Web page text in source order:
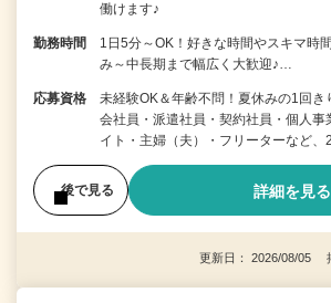
働けます♪
勤務時間
1日5分～OK！好きな時間やスキマ時
み～中長期まで幅広く大歓迎♪…
応募資格
未経験OK＆年齢不問！夏休みの1回
会社員・派遣社員・契約社員・個人事
イト・主婦（夫）・フリーターなど
後で見る 詳細を見る
更新日： 2026/08/05